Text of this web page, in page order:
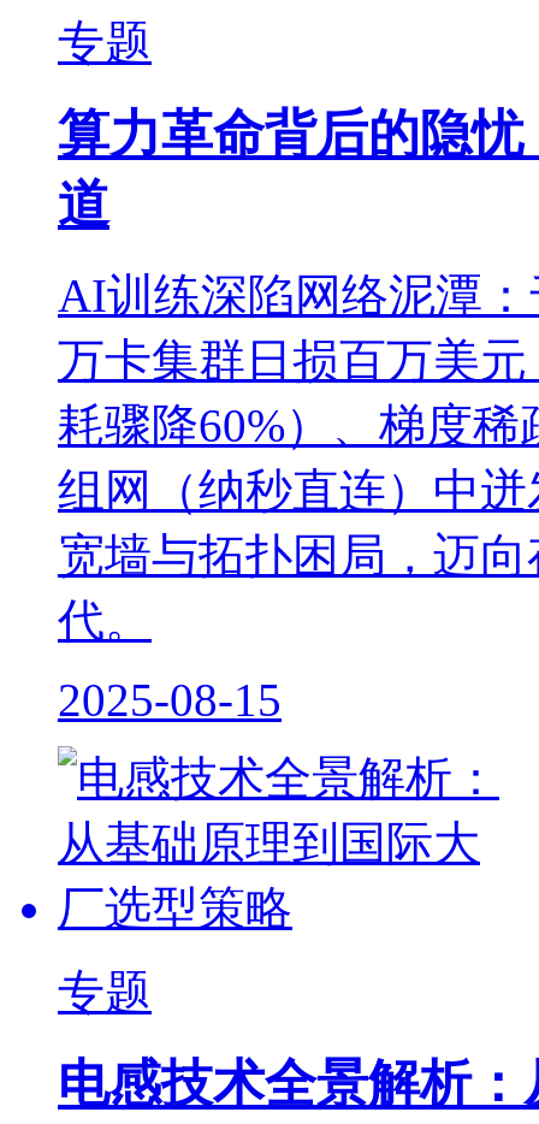
专题
算力革命背后的隐
道
AI训练深陷网络泥潭
万卡集群日损百万美
耗骤降60%）、梯度
组网（纳秒直连）中
宽墙与拓扑困局，迈
代。
2025-08-15
专题
电感技术全景解析